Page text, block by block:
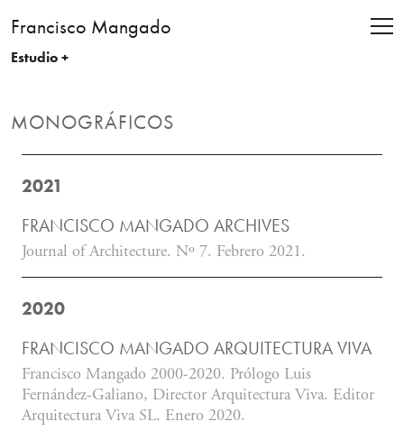
Francisco Mangado
Estudio +
MONOGRÁFICOS
2021
FRANCISCO MANGADO ARCHIVES
Journal of Architecture. Nº 7. Febrero 2021.
2020
FRANCISCO MANGADO ARQUITECTURA VIVA
Francisco Mangado 2000-2020. Prólogo Luis
Fernández-Galiano, Director Arquitectura Viva. Editor
Arquitectura Viva SL. Enero 2020.